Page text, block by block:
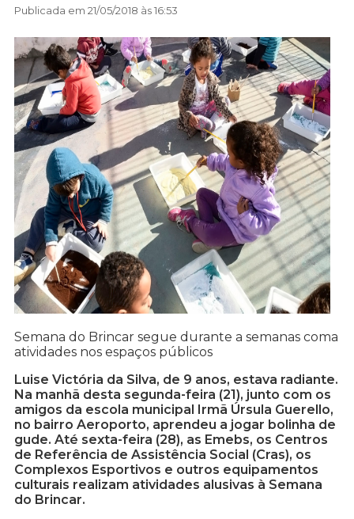
Publicada em 21/05/2018 às 16:53
Semana do Brincar segue durante a semanas coma
atividades nos espaços públicos
Luise Victória da Silva, de 9 anos, estava radiante.
Na manhã desta segunda-feira (21), junto com os
amigos da escola municipal Irmã Úrsula Guerello,
no bairro Aeroporto, aprendeu a jogar bolinha de
gude. Até sexta-feira (28), as Emebs, os Centros
de Referência de Assistência Social (Cras), os
Complexos Esportivos e outros equipamentos
culturais realizam atividades alusivas à Semana
do Brincar.